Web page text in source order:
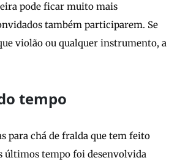
pode ficar muito mais
também participarem. Se
violão ou qualquer instrumento, a
tempo
para chá de fralda que tem feito
últimos tempo foi desenvolvida